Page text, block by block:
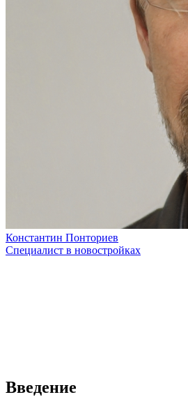
Константин Понториев
Специалист в новостройках
Введение